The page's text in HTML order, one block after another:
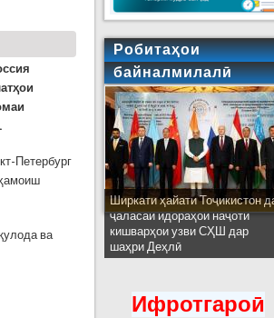
Петербург
ва
Робитаҳои
байналмилалӣ
Ширкати ҳайати Тоҷикистон
ҷаласаи идораҳои наҷоти
кишварҳои узви СҲШ дар
шаҳри Деҳлӣ
Ифротгароӣ